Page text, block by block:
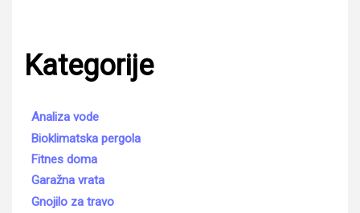
Kategorije
Analiza vode
Bioklimatska pergola
Fitnes doma
Garažna vrata
Gnojilo za travo